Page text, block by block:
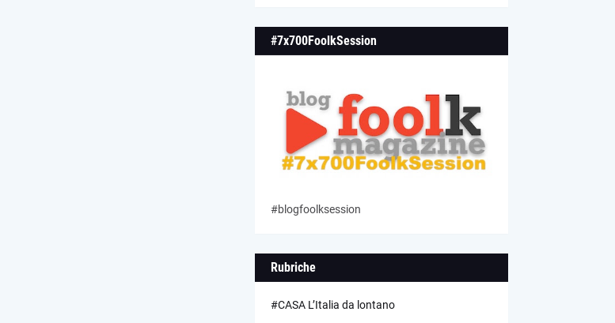
#7x700FoolkSession
#blogfoolksession
Rubriche
#CASA L’Italia da lontano